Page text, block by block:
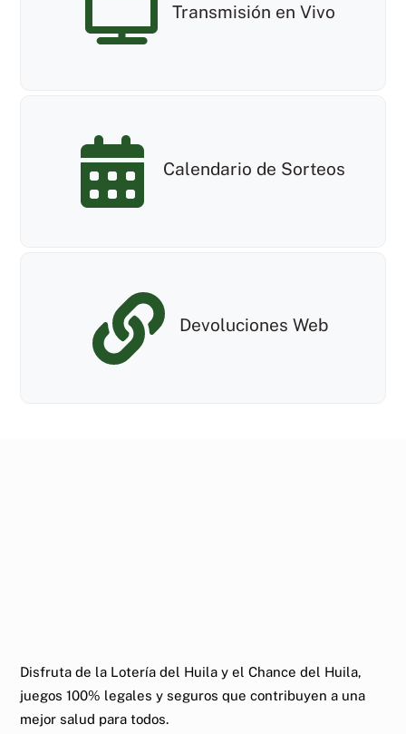
Transmisión en Vivo
Calendario de Sorteos
Devoluciones Web
Disfruta de la Lotería del Huila y el Chance del Huila,
juegos 100% legales y seguros que contribuyen a una
mejor salud para todos.